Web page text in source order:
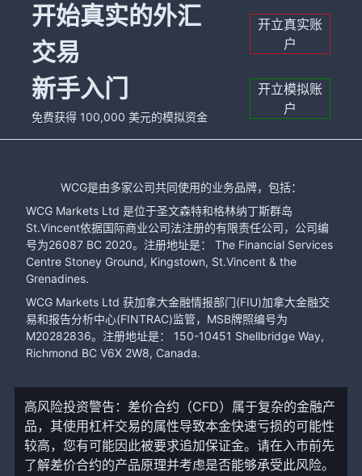
开始真实的外汇
交易
开立真实账
户
新手入门
免费获得 100,000 美元的模拟资金
开立模拟账
户
WCG是由多家公司共同使用的业务品牌，包括：
WCG Markets Ltd 是位于圣文森特和格林纳丁斯群岛
St.Vincent依据国际商业公司法注册的有限责任公司，公司编
号为26087 BC 2020。注册地址是： The Financial Services
Centre Stoney Ground, Kingstown, St.Vincent & the
Grenadines.
WCG Markets Ltd 获加拿大金融情报部门(FIU)加拿大金融交
易和报告分析中心(FINTRAC)监管，MSB牌照编号为
M20282836。注册地址是： 150-10451 Shellbridge Way,
Richmond BC V6X 2W8, Canada.
高风险投资警告：差价合约（CFD）属于复杂的金融产
品，其使用杠杆交易的属性导致本金快速亏损的可能性
较高，您有可能因此被要求追加保证金。请在入市前先
了解差价合约的产品原理并考虑是否能够承受此风险。